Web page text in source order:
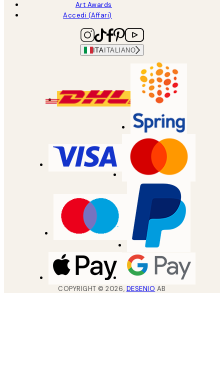
Art Awards
Accedi (Affari)
ITA ITALIANO
COPYRIGHT ©2026, DESENIO AB